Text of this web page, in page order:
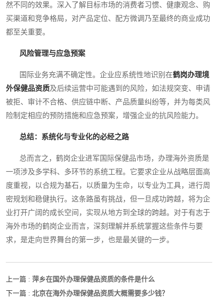
然不同的效果。深入了解目标市场的消费者习惯、健康观念、购
买渠道和竞争格局，对产品定位、配方微调乃至最终的商业成功
都至关重要。
风险管理与应急预案
国际业务充满不确定性。企业应系统性地识别在鹤岗办理境
外保健品资质及后续运营中可能遇到的风险，如法规突变、申请
被拒、审计不合格、供应链中断、产品质量纠纷等，并为每类风
险制定相应的预防措施和应急预案，增强企业的抗风险能力。
总结：系统化与专业化的必经之路
总而言之，鹤岗企业进军国际保健品市场，办理海外资质是
一项涉及多学科、多环节的系统工程。它要求企业从战略层面高
度重视，以合规为基石，以质量为生命，以专业为工具，进行周
密规划和稳健执行。这条路虽有挑战，但一旦成功跨越，将为企
业打开广阔的成长空间，实现从地方到全球的跨越。对于有志于
海外市场的鹤岗企业而言，深刻理解并系统掌握这些条件与要
求，是走向世界舞台的第一步，也是最关键的一步。
上一篇 : 萍乡在国外办理保健品资质的条件是什么
下一篇 : 北京在海外办理保健品资质大概需要多少钱？